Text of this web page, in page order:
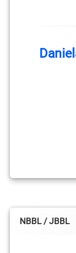
NBBL / JBBL